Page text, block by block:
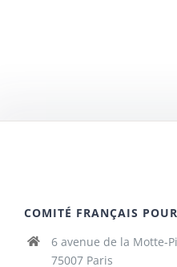
COMITÉ FRANÇAIS
6 avenue de la Motte-
75007 Paris